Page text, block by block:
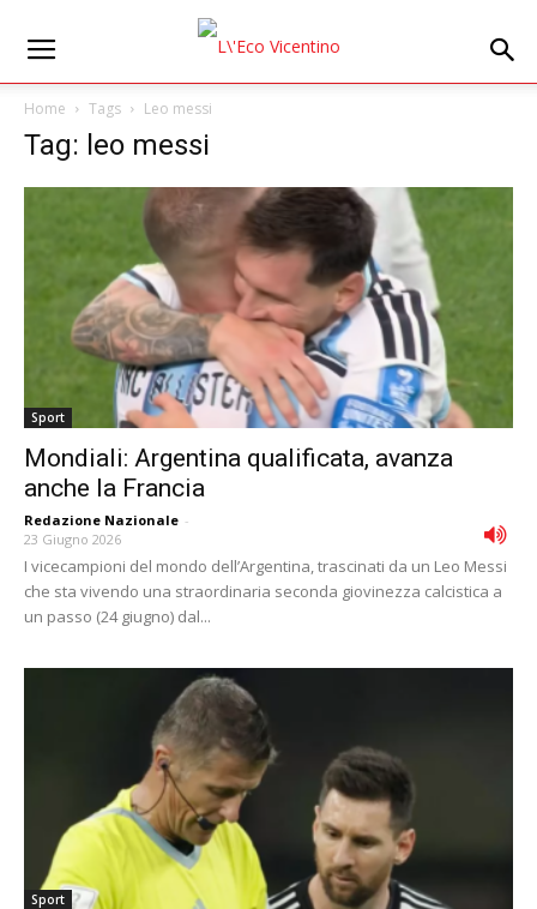
Home Tags Leo messi
Tag: leo messi
Sport
Mondiali: Argentina qualificata, avanza
anche la Francia
Redazione Nazionale -
23 Giugno 2026
I vicecampioni del mondo dell’Argentina, trascinati da un Leo Messi
che sta vivendo una straordinaria seconda giovinezza calcistica a
un passo (24 giugno) dal...
Sport